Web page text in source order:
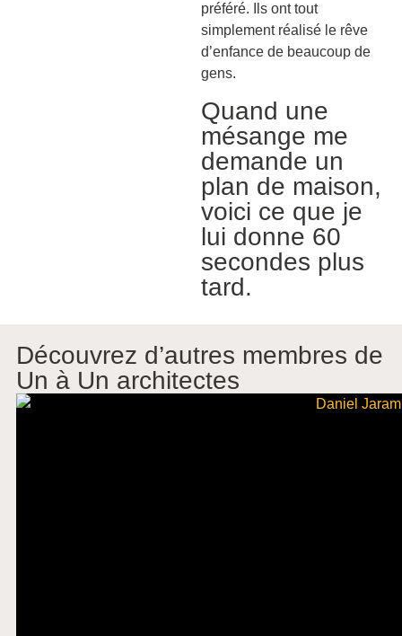
préféré. Ils ont tout
simplement réalisé le rêve
d’enfance de beaucoup de
gens.
Quand une
mésange me
demande un
plan de maison,
voici ce que je
lui donne 60
secondes plus
tard.
Découvrez d’autres membres de
Un à Un architectes